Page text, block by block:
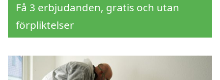
Få 3 erbjudanden, gratis och utan
förpliktelser